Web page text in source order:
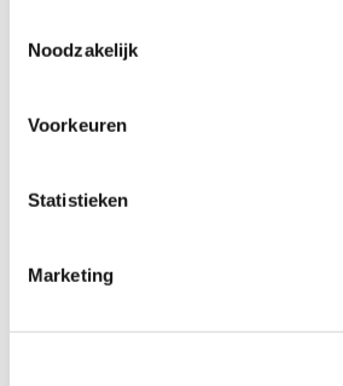
Noodzakelijk
Voorkeuren
Statistieken
Marketing